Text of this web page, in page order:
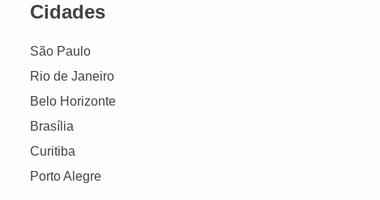
Cidades
São Paulo
Rio de Janeiro
Belo Horizonte
Brasília
Curitiba
Porto Alegre